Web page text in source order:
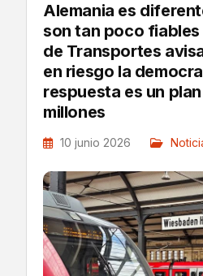
Alemania es
son tan poco
de Transportes
en riesgo la
respuesta es un
millones
10 junio 2026